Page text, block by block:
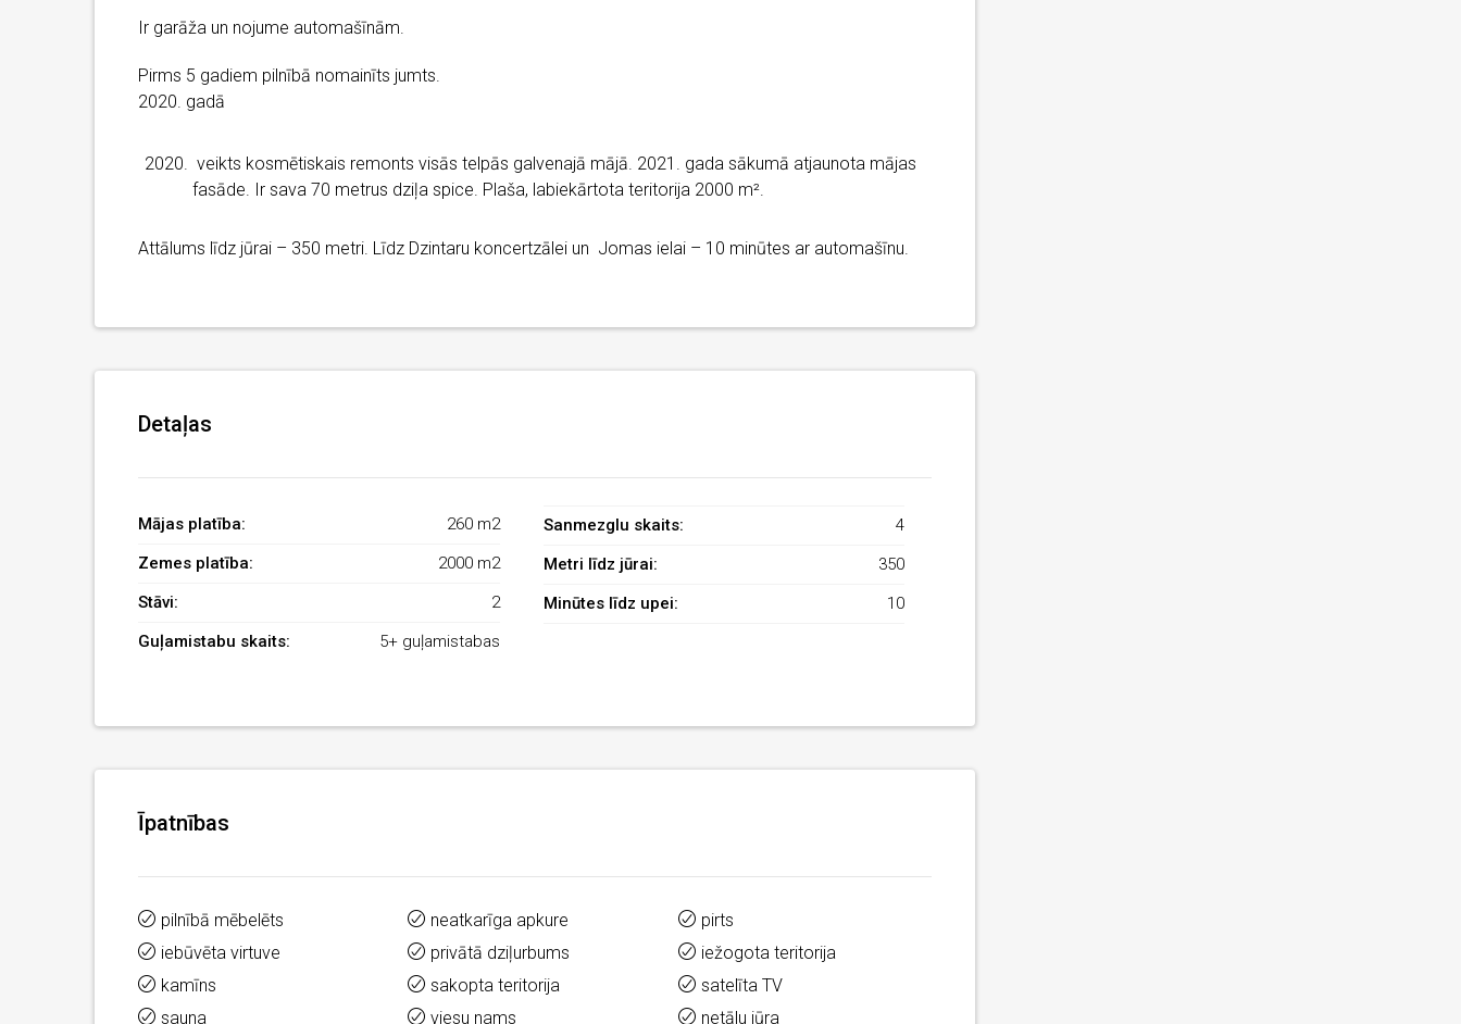
Ir garāža un nojume automašīnām.
Pirms 5 gadiem pilnībā nomainīts jumts.
2020. gadā
veikts kosmētiskais remonts visās telpās galvenajā mājā. 2021. gada sākumā atjaunota mājas
fasāde. Ir sava 70 metrus dziļa spice. Plaša, labiekārtota teritorija 2000 m².
Attālums līdz jūrai – 350 metri. Līdz Dzintaru koncertzālei un Jomas ielai – 10 minūtes ar automašīnu.
Detaļas
Mājas platība:
260 m2
Zemes platība:
2000 m2
Stāvi:
2
Guļamistabu skaits:
5+ guļamistabas
Sanmezglu skaits:
4
Metri līdz jūrai:
350
Minūtes līdz upei:
10
Īpatnības
pilnībā mēbelēts
iebūvēta virtuve
kamīns
sauna
neatkarīga apkure
privātā dziļurbums
sakopta teritorija
viesu nams
pirts
iežogota teritorija
satelīta TV
netālu jūra